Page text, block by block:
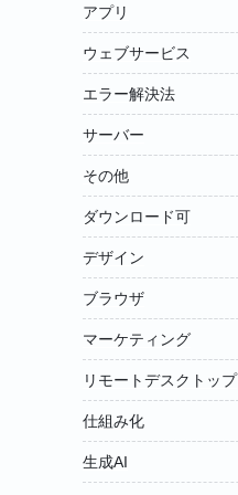
アプリ
ウェブサービス
エラー解決法
サーバー
その他
ダウンロード可
デザイン
ブラウザ
マーケティング
リモートデスクトップ
仕組み化
生成AI